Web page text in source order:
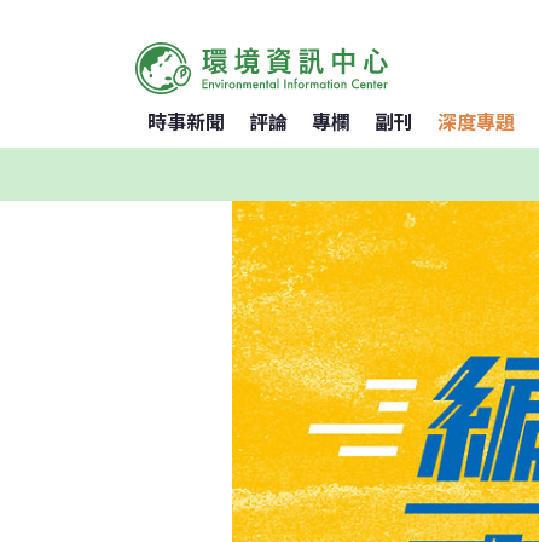
時事新聞 評論 專欄 副刊 深度專題